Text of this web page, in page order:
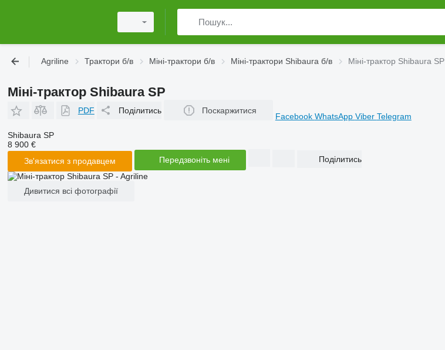
Agriline Трактори б/в Міні-трактори б/в Міні-трактори Shibaura б/в Міні-трактор Shibaura SP
Міні-трактор Shibaura SP
PDF Поділитись Поскаржитися
Facebook WhatsApp Viber Telegram
Shibaura SP
8 900 €
Зв'язатися з продавцем
Передзвоніть мені Поділитись
Дивитися всі фотографії